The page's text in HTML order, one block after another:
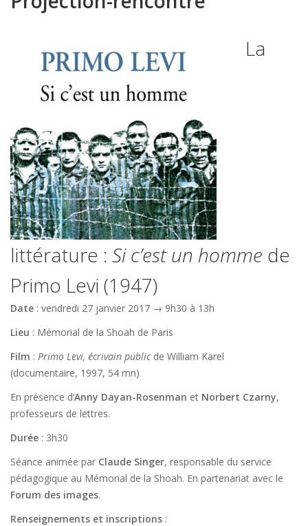
La
littérature : Si c’est un homme de
Primo Levi (1947)
Date : vendredi 27 janvier 2017 → 9h30 à 13h
Lieu : Mémorial de la Shoah de Paris
Film : Primo Levi, écrivain publicde William Karel
(documentaire, 1997, 54 mn)
En présence d’Anny Dayan-Rosenman et Norbert Czarny,
professeurs de lettres.
Durée : 3h30
Séance animée par Claude Singer, responsable du service
pédagogique au Mémorial de la Shoah. En partenariat avec le
Forum des images.
Renseignements et inscriptions :